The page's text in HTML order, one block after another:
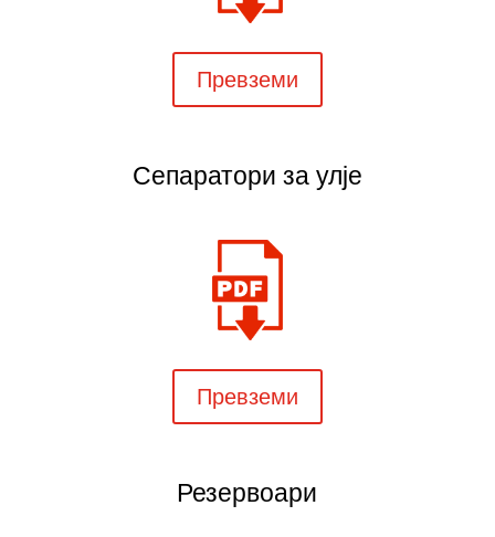
Превземи
Сепаратори за улје
Превземи
Резервоари